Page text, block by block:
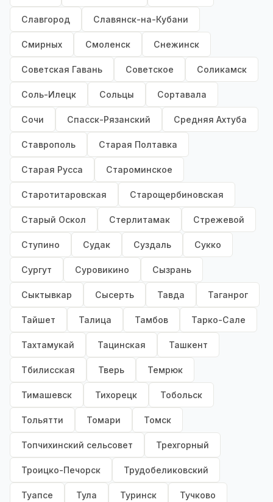
Славгород Славянск-на-Кубани
Смирных Смоленск Снежинск
Советская Гавань Советское Соликамск
Соль-Илецк Сольцы Сортавала
Сочи Спасск-Рязанский Средняя Ахтуба
Ставрополь Старая Полтавка
Старая Русса Староминское
Старотитаровская Старощербиновская
Старый Оскол Стерлитамак Стрежевой
Ступино Судак Суздаль Сукко
Сургут Суровикино Сызрань
Сыктывкар Сысерть Тавда Таганрог
Тайшет Талица Тамбов Тарко-Сале
Тахтамукай Тацинская Ташкент
Тбилисская Тверь Темрюк
Тимашевск Тихорецк Тобольск
Тольятти Томари Томск
Топчихинский сельсовет Трехгорный
Троицко-Печорск Трудобеликовский
Туапсе Тула Туринск Тучково